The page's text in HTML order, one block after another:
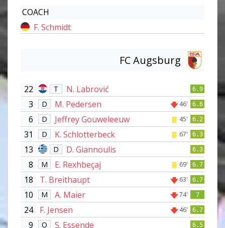
COACH
F. Schmidt
FC Augsburg
22 T N. Labrović 6.9
3 D M. Pedersen 46' 6.6
6 D Jeffrey Gouweleeuw 45' 6.2
31 D K. Schlotterbeck 67' 6.3
13 D D. Giannoulis 6.3
8 M E. Rexhbeçaj 69' 6.7
18 T. Breithaupt 63' 6.7
10 M A. Maier 74' 7
24 F. Jensen 46' 6.7
9 O S. Essende 6.5